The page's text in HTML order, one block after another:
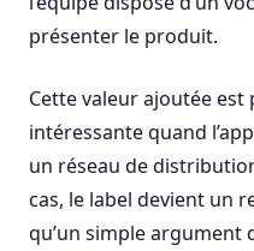
présenter le produit.
Cette valeur ajoutée
intéressante quand
un réseau de
cas, le label devient un
qu’un simple argument